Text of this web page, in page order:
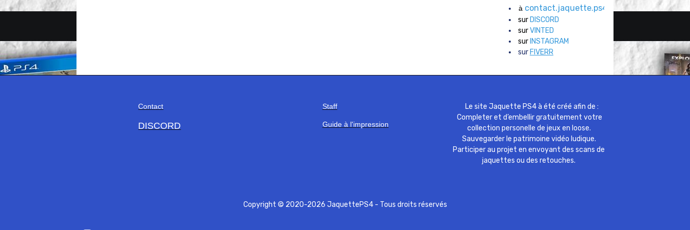
à contact.jaquette.ps4@gmail.com
sur DISCORD
surVINTED
sur INSTAGRAM
sur FIVERR
Contact
DISCORD
Staff
Guide à l'impression
Le site Jaquette PS4 à été créé afin de :
Completer et d’embellir gratuitement votre
collection personelle de jeux en loose.
Sauvegarder le patrimoine vidéo ludique.
Participer au projet en envoyant des scans de
jaquettes ou des retouches.
Copyright © 2020-2026 JaquettePS4 - Tous droits réservés